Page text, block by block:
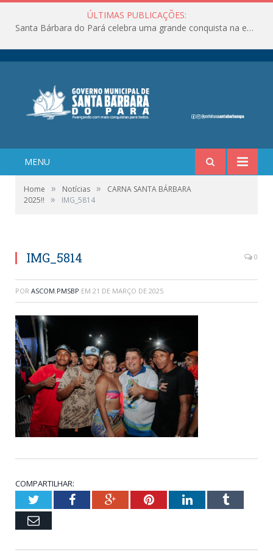
ÚLTIMAS PUBLICAÇÕES:
Santa Bárbara do Pará celebra uma grande conquista na educação!
MENU
Home » Notícias »
CARNA SANTA BÁRBARA
2025!!
» IMG_5814
IMG_5814 0
POR ASCOM.PMSBP EM 21 DE MARÇO DE 2025
COMPARTILHAR:
TwitterFacebookGoogle+PinterestLinkedInTumblr
Email